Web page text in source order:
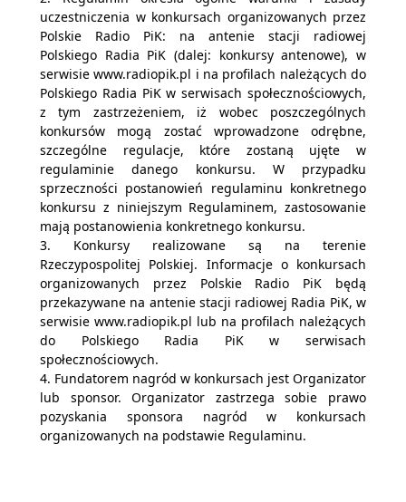
uczestniczenia w konkursach organizowanych przez
Polskie Radio PiK: na antenie stacji radiowej
Polskiego Radia PiK (dalej: konkursy antenowe), w
serwisie www.radiopik.pl i na profilach należących do
Polskiego Radia PiK w serwisach społecznościowych,
z tym zastrzeżeniem, iż wobec poszczególnych
konkursów mogą zostać wprowadzone odrębne,
szczególne regulacje, które zostaną ujęte w
regulaminie danego konkursu. W przypadku
sprzeczności postanowień regulaminu konkretnego
konkursu z niniejszym Regulaminem, zastosowanie
mają postanowienia konkretnego konkursu.
3. Konkursy realizowane są na terenie
Rzeczypospolitej Polskiej. Informacje o konkursach
organizowanych przez Polskie Radio PiK będą
przekazywane na antenie stacji radiowej Radia PiK, w
serwisie www.radiopik.pl lub na profilach należących
do Polskiego Radia PiK w serwisach
społecznościowych.
4. Fundatorem nagród w konkursach jest Organizator
lub sponsor. Organizator zastrzega sobie prawo
pozyskania sponsora nagród w konkursach
organizowanych na podstawie Regulaminu.